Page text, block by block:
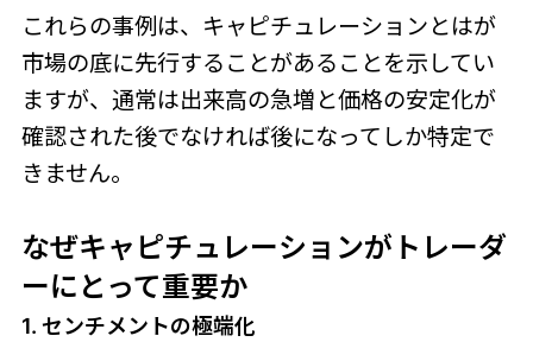
これらの事例は、キャピチュレーションとはが
市場の底に先行することがあることを示してい
ますが、通常は出来高の急増と価格の安定化が
確認された後でなければ後になってしか特定で
きません。
なぜキャピチュレーションがトレーダ
ーにとって重要か
1. センチメントの極端化